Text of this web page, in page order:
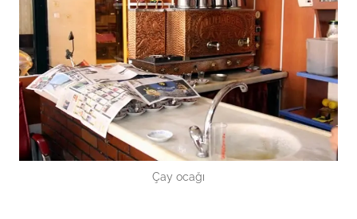
Çay ocağı